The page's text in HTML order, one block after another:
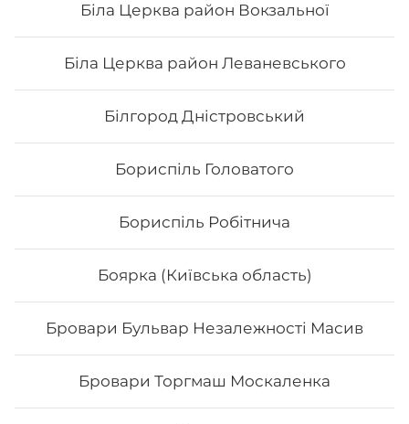
Біла Церква район Вокзальної
Біла Церква район Леваневського
Білгород Дністровський
Бориспіль Головатого
Бориспіль Робітнича
Боярка (Київська область)
Бровари Бульвар Незалежності Масив
Бровари Торгмаш Москаленка
Авторські роли
Голді гриль